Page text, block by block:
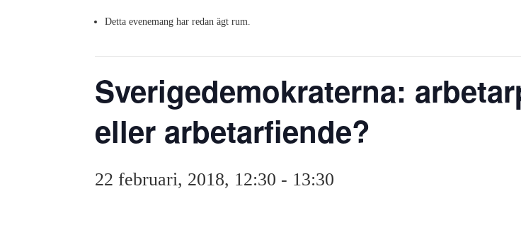
Detta evenemang har redan ägt rum.
Sverigedemokraterna:
eller arbetarfiende?
22 februari, 2018, 12:30 - 13:30